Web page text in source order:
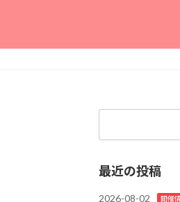
最近の投稿
2026-08-02 開催